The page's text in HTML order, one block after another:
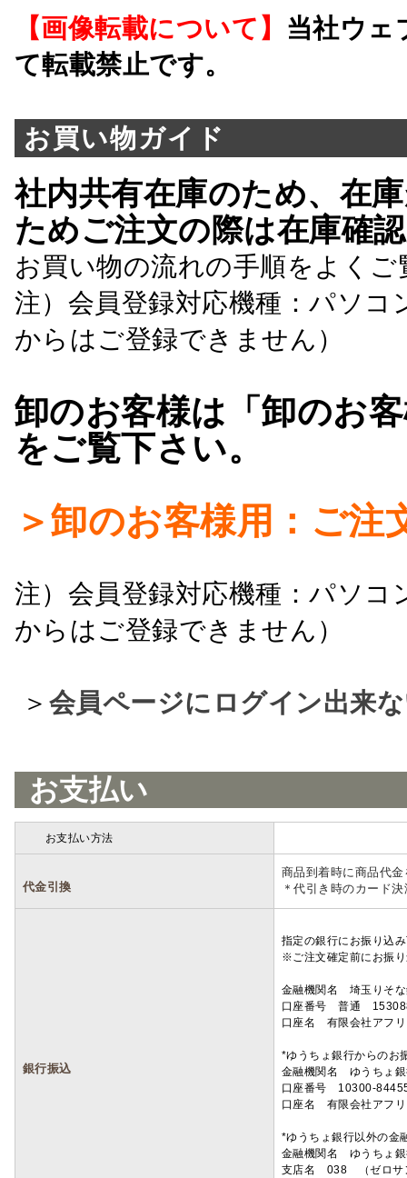
【画像転載について】 当社ウェ
て転載禁止です。
お買い物ガイド
社内共有在庫のため、在
ためご注文の際は在庫確
お買い物の流れの手順をよくご
注）会員登録対応機種：パソ
からはご登録できません）
卸のお客様は「卸のお
をご覧下さい。
＞卸のお客様用：ご注
注）会員登録対応機種：パソ
からはご登録できません）
＞ 会員ページにログイン出来
お支払い
お支払い方法
代金引換
商品到着時に商品代
＊代引き時のカード
銀行振込
指定の銀行にお振り込
※ご注文確定前にお振
金融機関名 埼玉りそ
口座番号 普通
口座名 有限会社アフ
*ゆうちょ銀行からのお
金融機関名 ゆうちょ
口座番号 10300-
口座名 有限会社アフ
*ゆうちょ銀行以外の金
金融機関名 ゆうちょ
支店名 038 （ゼロサ